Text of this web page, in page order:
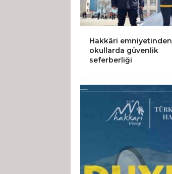
Hakkâri emniyetinden
okullarda güvenlik
seferberliği